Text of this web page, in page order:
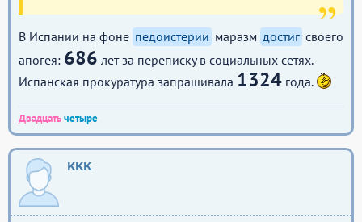
В Испании на фоне педоистерии маразм достиг своего
апогея: 686 лет за переписку в социальных сетях.
Испанская прокуратура запрашивала 1324 года.
Двадцатьчетыре
KKK